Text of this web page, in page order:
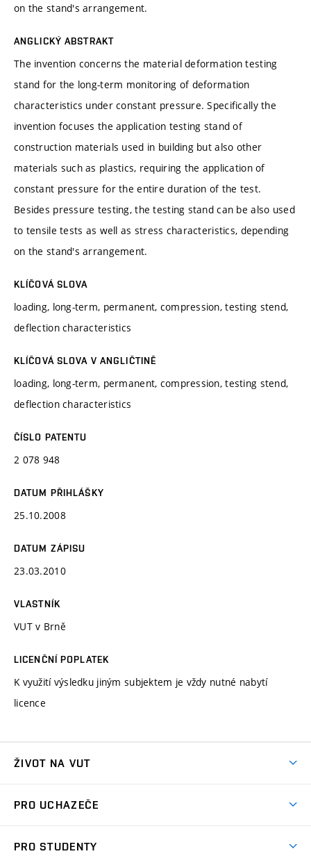
on the stand's arrangement.
ANGLICKÝ ABSTRAKT
The invention concerns the material deformation testing
stand for the long-term monitoring of deformation
characteristics under constant pressure. Specifically the
invention focuses the application testing stand of
construction materials used in building but also other
materials such as plastics, requiring the application of
constant pressure for the entire duration of the test.
Besides pressure testing, the testing stand can be also used
to tensile tests as well as stress characteristics, depending
on the stand's arrangement.
KLÍČOVÁ SLOVA
loading, long-term, permanent, compression, testing stend,
deflection characteristics
KLÍČOVÁ SLOVA V ANGLIČTINĚ
loading, long-term, permanent, compression, testing stend,
deflection characteristics
ČÍSLO PATENTU
2 078 948
DATUM PŘIHLÁŠKY
25.10.2008
DATUM ZÁPISU
23.03.2010
VLASTNÍK
VUT v Brně
LICENČNÍ POPLATEK
K využití výsledku jiným subjektem je vždy nutné nabytí
licence
ŽIVOT NA VUT
Koleje
PRO UCHAZEČE
PRO STUDENTY